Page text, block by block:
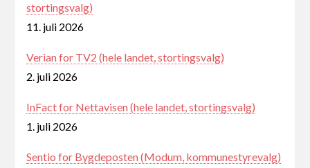
stortingsvalg)
11. juli 2026
Verian for TV2 (hele landet, stortingsvalg)
2. juli 2026
InFact for Nettavisen (hele landet, stortingsvalg)
1. juli 2026
Sentio for Bygdeposten (Modum, kommunestyrevalg)